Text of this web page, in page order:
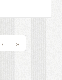
› »